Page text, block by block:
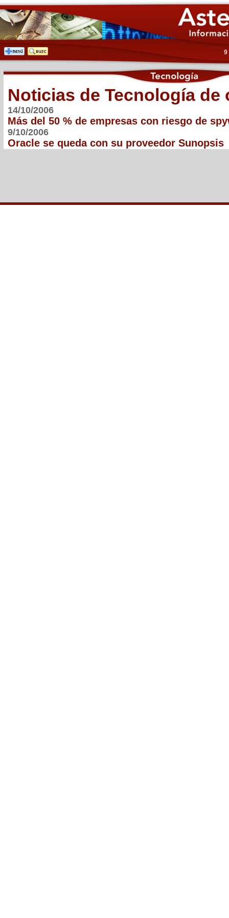
9
Noticias de Tecnología de
14/10/2006
Más del 50 % de empresas con riesgo de
9/10/2006
Oracle se queda con su proveedor Sunopsis